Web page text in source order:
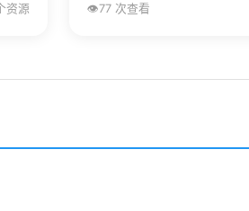
资源 👁️77 次查看